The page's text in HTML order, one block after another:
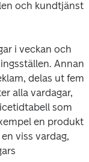
och kundtjänst
i veckan och
Annan
delas ut fem
alla vardagar,
som
en produkt
viss vardag,